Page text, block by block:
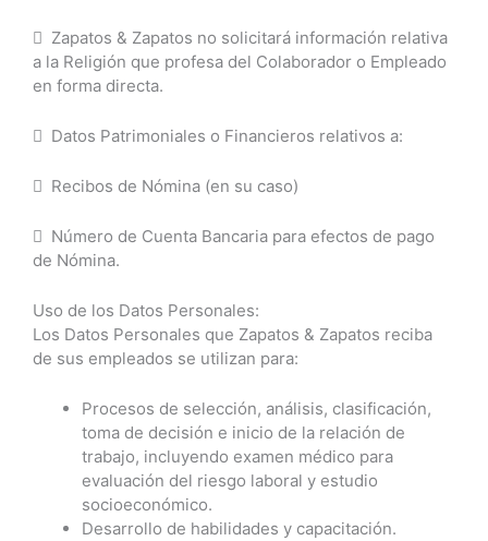
 Zapatos & Zapatos no solicitará información relativa
a la Religión que profesa del Colaborador o Empleado
en forma directa.
 Datos Patrimoniales o Financieros relativos a:
 Recibos de Nómina (en su caso)
 Número de Cuenta Bancaria para efectos de pago
de Nómina.
Uso de los Datos Personales:
Los Datos Personales que Zapatos & Zapatos reciba
de sus empleados se utilizan para:
Procesos de selección, análisis, clasificación,
toma de decisión e inicio de la relación de
trabajo, incluyendo examen médico para
evaluación del riesgo laboral y estudio
socioeconómico.
Desarrollo de habilidades y capacitación.